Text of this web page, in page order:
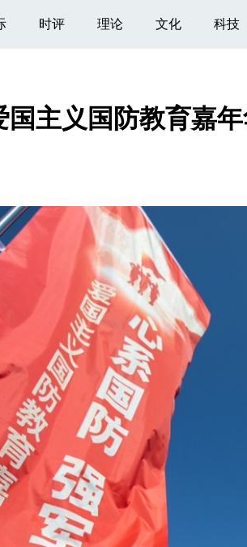
时评 理论 文化 科技
国主义国防教育嘉